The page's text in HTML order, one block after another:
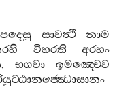
සාවත්‍ථී
නාම
විහරති
අරහං
,භගවා
ඉමඤ‍්චෙව